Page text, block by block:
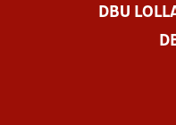
DBU